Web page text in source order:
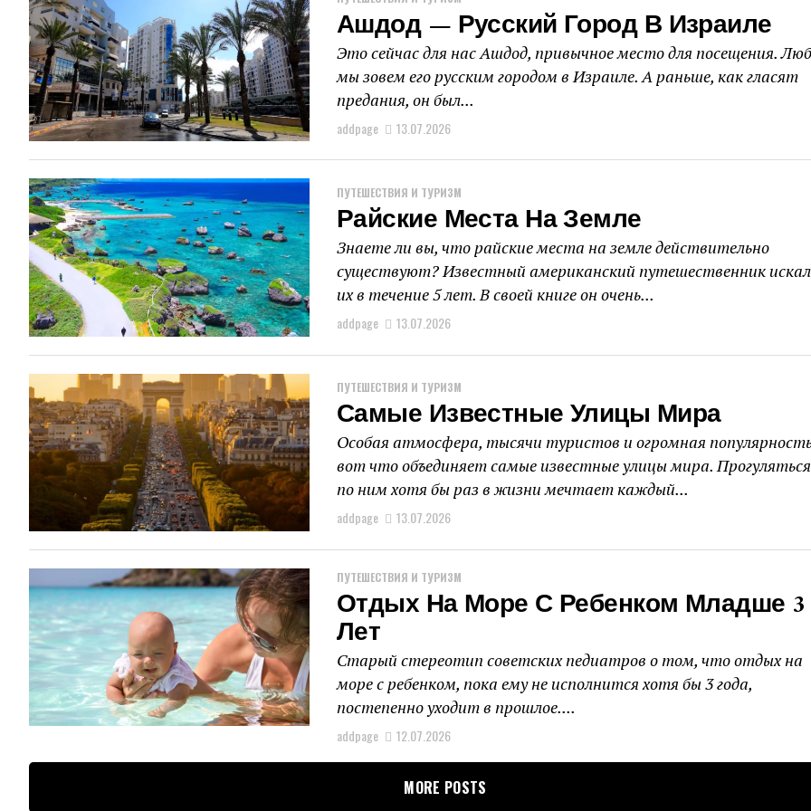
Ашдод — Русский Город В Израиле
Это сейчас для нас Ашдод, привычное место для посещения.
мы зовем его русским городом в Израиле. А раньше, как гласят
предания, он был...
addpage 13.07.2026
ПУТЕШЕСТВИЯ И ТУРИЗМ
Райские Места На Земле
Знаете ли вы, что райские места на земле действительно
существуют? Известный американский путешественник искал
их в течение 5 лет. В своей книге он очень...
addpage 13.07.2026
ПУТЕШЕСТВИЯ И ТУРИЗМ
Самые Известные Улицы Мира
Особая атмосфера, тысячи туристов и огромная
вот что объединяет самые известные улицы мира. Прогуляться
по ним хотя бы раз в жизни мечтает каждый...
addpage 13.07.2026
ПУТЕШЕСТВИЯ И ТУРИЗМ
Отдых На Море С Ребенком Младше 3
Лет
Старый стереотип советских педиатров о том, что отдых на
море с ребенком, пока ему не исполнится хотя бы 3 года,
постепенно уходит в прошлое....
addpage 12.07.2026
MORE POSTS